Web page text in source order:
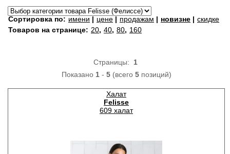
Сортировка по: имени | цене | продажам | новизне | скидке
Товаров на странице: 20, 40, 80, 160
Страницы: 1
Показано 1- 5(всего 5позиций)
Халат
Felisse
609 халат